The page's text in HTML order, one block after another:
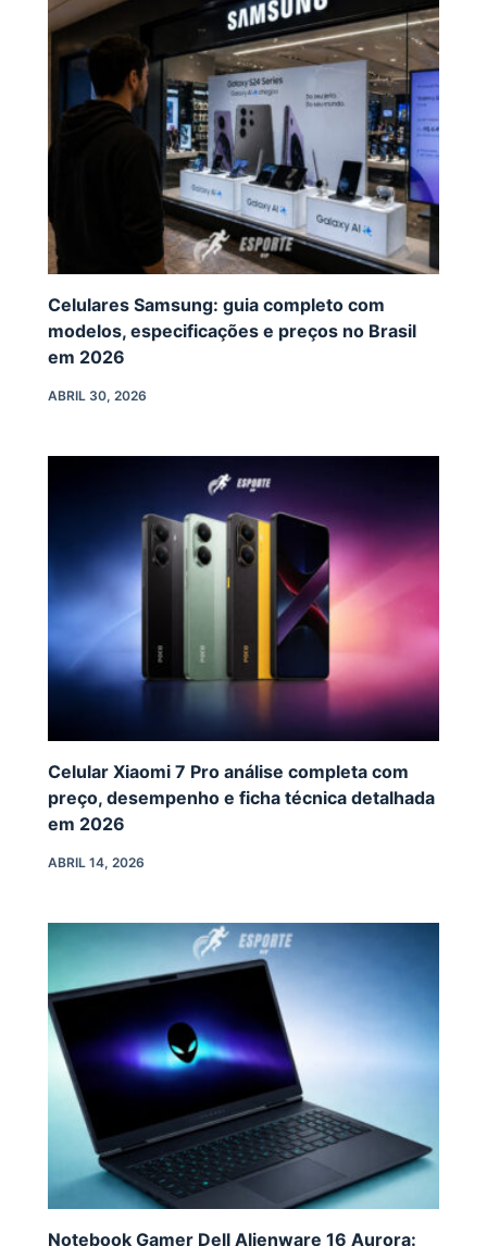
Celulares Samsung: guia completo com
modelos, especificações e preços no Brasil
em 2026
ABRIL 30, 2026
Celular Xiaomi 7 Pro análise completa com
preço, desempenho e ficha técnica detalhada
em 2026
ABRIL 14, 2026
Notebook Gamer Dell Alienware 16 Aurora: